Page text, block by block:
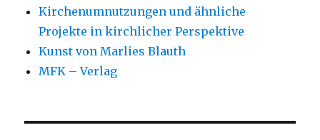
Kirchenumnutzungen und ähnliche
Projekte in kirchlicher Perspektive
Kunst von Marlies Blauth
MFK – Verlag